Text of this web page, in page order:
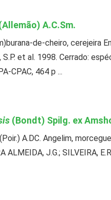
A.C.Sm.
de-cheiro, cerejeira
S.P. et al. 1998. Cerrado:
CPAC, 464 p ...
(Bondt) Spilg. ex
A.DC. Angelim,
J.G.; SILVEIRA,